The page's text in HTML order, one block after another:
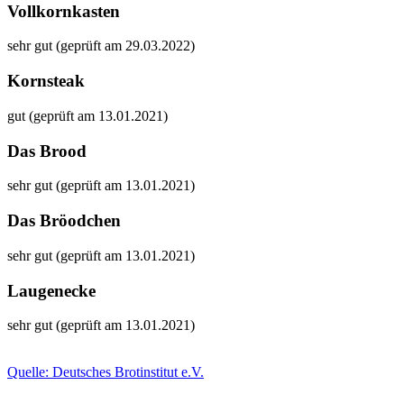
Vollkornkasten
sehr gut (geprüft am 29.03.2022)
Kornsteak
gut (geprüft am 13.01.2021)
Das Brood
sehr gut (geprüft am 13.01.2021)
Das Bröodchen
sehr gut (geprüft am 13.01.2021)
Laugenecke
sehr gut (geprüft am 13.01.2021)
Quelle: Deutsches Brotinstitut e.V.